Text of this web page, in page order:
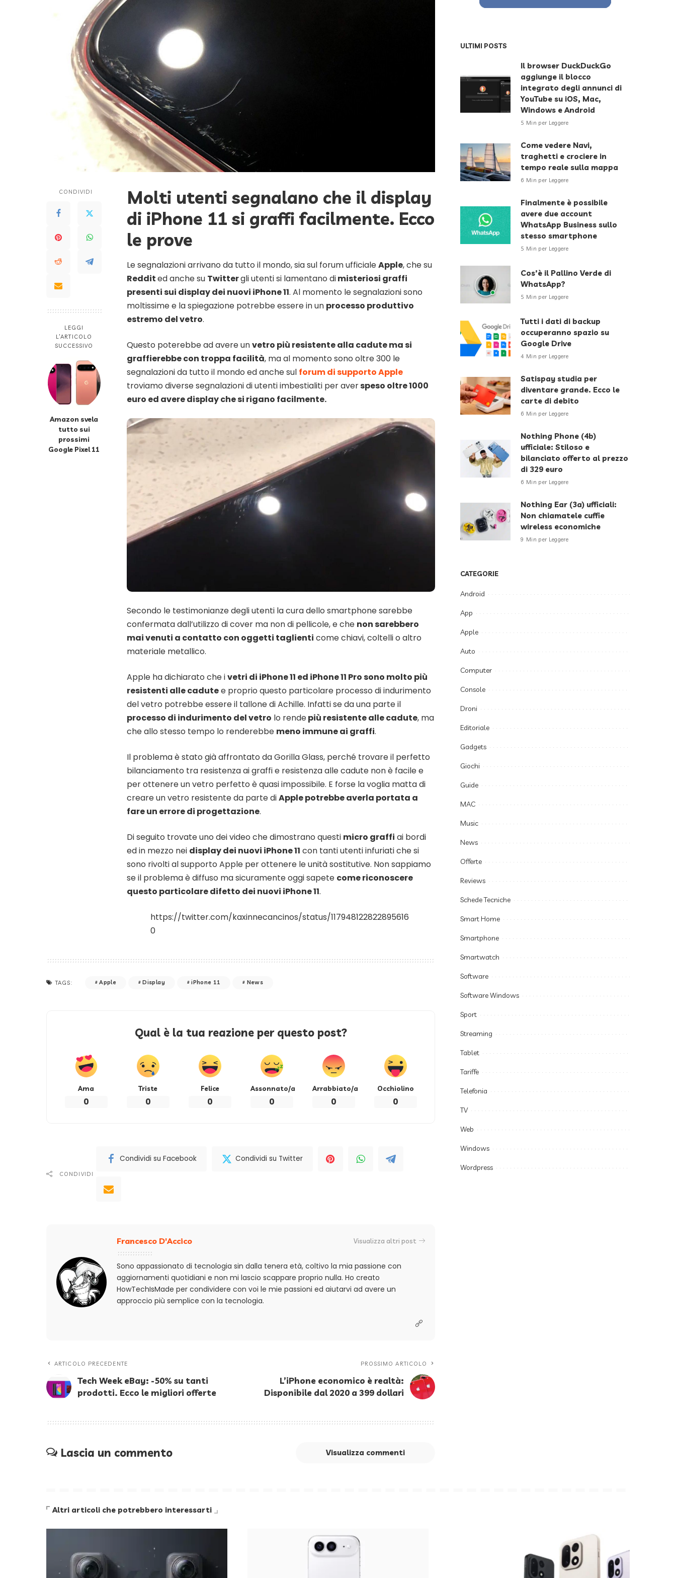
CONDIVIDI
LEGGI
L’ARTICOLO
SUCCESSIVO
Amazon svela
tutto sui
prossimi
Google Pixel 11
Molti utenti segnalano che il display
di iPhone 11 si graffi facilmente. Ecco
le prove
Le segnalazioni arrivano da tutto il mondo, sia sul forum ufficialeApple, che su
Reddited anche su Twittergli utenti si lamentano dimisteriosi graffi
presenti sui display dei nuovi iPhone 11. Al momento le segnalazioni sono
moltissime e la spiegazione potrebbe essere in un processo produttivo
estremo del vetro.
Questo poterebbe ad avere unvetro più resistente alla cadute ma si
graffierebbe con troppa facilità, ma al momento sono oltre 300 le
segnalazioni da tutto il mondo ed anche sul forum di supporto Apple
troviamo diverse segnalazioni di utenti imbestialiti per averspeso oltre 1000
euro ed avere display che si rigano facilmente.
Secondo le testimonianze degli utenti la cura dello smartphone sarebbe
confermata dall’utilizzo di cover ma non di pellicole, e che non sarebbero
mai venuti a contatto con oggetti taglienti come chiavi, coltelli o altro
materiale metallico.
Apple ha dichiarato che ivetri di iPhone 11 ed iPhone 11 Pro sono molto più
resistenti alle cadutee proprio questo particolare processo di indurimento
del vetro potrebbe essere il tallone di Achille. Infatti se da una parte il
processo di indurimento del vetro lo rendepiù resistente alle cadute, ma
che allo stesso tempo lo renderebbe meno immune ai graffi.
Il problema è stato già affrontato da Gorilla Glass, perché trovare il perfetto
bilanciamento tra resistenza ai graffi e resistenza alle cadute non è facile e
per ottenere un vetro perfetto è quasi impossibile. E forse la voglia matta di
creare un vetro resistente da parte diApple potrebbe averla portata a
fare un errore di progettazione.
Di seguito trovate uno dei video che dimostrano questi micro graffi ai bordi
ed in mezzo nei display dei nuovi iPhone 11 con tanti utenti infuriati che si
sono rivolti al supporto Apple per ottenere le unità sostitutive. Non sappiamo
se il problema è diffuso ma sicuramente oggi sapete come riconoscere
questo particolare difetto dei nuovi iPhone 11.
https://twitter.com/kaxinnecancinos/status/117948122822895616
0
TAGS: Apple Display iPhone 11 News
Qual è la tua reazione per questo post?
Ama
0
Triste
0
Felice
0
Assonnato/a
0
Arrabbiato/a
0
Occhiolino
0
CONDIVIDI
Condividi su Facebook Condividi su Twitter
Francesco D'Accico Visualizza altri post
Sono appassionato di tecnologia sin dalla tenera età, coltivo la mia passione con
aggiornamenti quotidiani e non mi lascio scappare proprio nulla. Ho creato
HowTechIsMade per condividere con voi le mie passioni ed aiutarvi ad avere un
approccio più semplice con la tecnologia.
ARTICOLO PRECEDENTE
Tech Week eBay: -50% su tanti
prodotti. Ecco le migliori offerte
PROSSIMO ARTICOLO
L’iPhone economico è realtà:
Disponibile dal 2020 a 399 dollari
Lascia un commento Visualizza commenti
ULTIMI POSTS
Il browser DuckDuckGo
aggiunge il blocco
integrato degli annunci di
YouTube su iOS, Mac,
Windows e Android
5 Min per Leggere
Come vedere Navi,
traghetti e crociere in
tempo reale sulla mappa
6 Min per Leggere
Finalmente è possibile
avere due account
WhatsApp Business sullo
stesso smartphone
5 Min per Leggere
Cos’è il Pallino Verde di
WhatsApp?
5 Min per Leggere
Tutti i dati di backup
occuperanno spazio su
Google Drive
4 Min per Leggere
Satispay studia per
diventare grande. Ecco le
carte di debito
6 Min per Leggere
Nothing Phone (4b)
ufficiale: Stiloso e
bilanciato offerto al prezzo
di 329 euro
6 Min per Leggere
Nothing Ear (3a) ufficiali:
Non chiamatele cuffie
wireless economiche
9 Min per Leggere
CATEGORIE
Android
App
Apple
Auto
Computer
Console
Droni
Editoriale
Gadgets
Giochi
Guide
MAC
Music
News
Offerte
Reviews
Schede Tecniche
Smart Home
Smartphone
Smartwatch
Software
Software Windows
Sport
Streaming
Tablet
Tariffe
Telefonia
TV
Web
Windows
Wordpress
Altri articoli che potrebbero interessarti